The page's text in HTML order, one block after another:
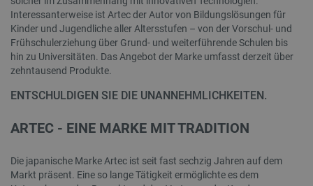
Interessanterweise ist Artec der Autor von Bildungslösungen für
Kinder und Jugendliche aller Altersstufen – von der Vorschul- und
Frühschulerziehung über Grund- und weiterführende Schulen bis
hin zu Universitäten. Das Angebot der Marke umfasst derzeit über
zehntausend Produkte.
ENTSCHULDIGEN SIE DIE UNANNEHMLICHKEITEN.
ARTEC - EINE MARKE MIT TRADITION
Die japanische Marke Artec ist seit fast sechzig Jahren auf dem
Markt präsent. Eine so lange Tätigkeit ermöglichte es dem